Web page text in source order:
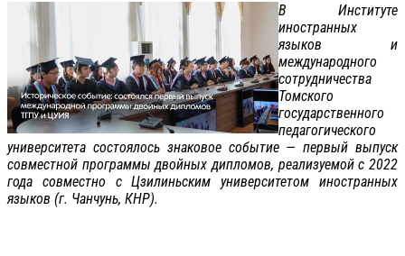
В Институте
иностранных
языков и
международного
сотрудничества
Томского
государственного
педагогического
университета состоялось знаковое событие — первый выпуск
совместной программы двойных дипломов, реализуемой с 2022
года совместно с Цзилиньским университетом иностранных
языков (г. Чанчунь, КНР).